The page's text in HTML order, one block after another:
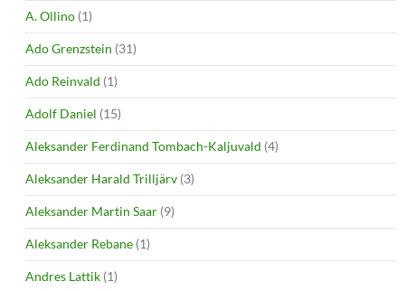
A. Ollino (1)
Ado Grenzstein (31)
Ado Reinvald (1)
Adolf Daniel (15)
Aleksander Ferdinand Tombach-Kaljuvald (4)
Aleksander Harald Trilljärv (3)
Aleksander Martin Saar (9)
Aleksander Rebane (1)
Andres Lattik (1)